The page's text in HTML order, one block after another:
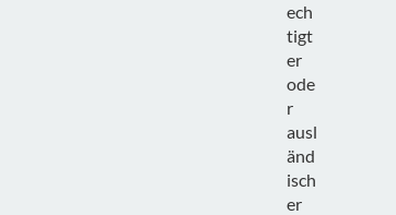
ech
tigt
er
ode
r
ausl
änd
isch
er